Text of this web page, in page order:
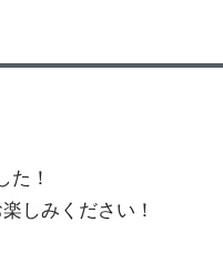
た！
しみください！